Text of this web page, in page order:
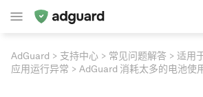
AdGuard 支持中心 常见问题解答
适用
应用运行异常
AdGuard 消耗太多的电池使